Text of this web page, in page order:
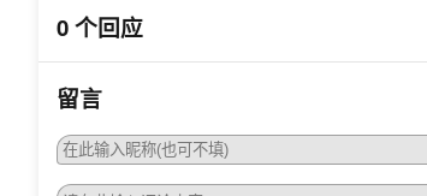
0 个回应
留言